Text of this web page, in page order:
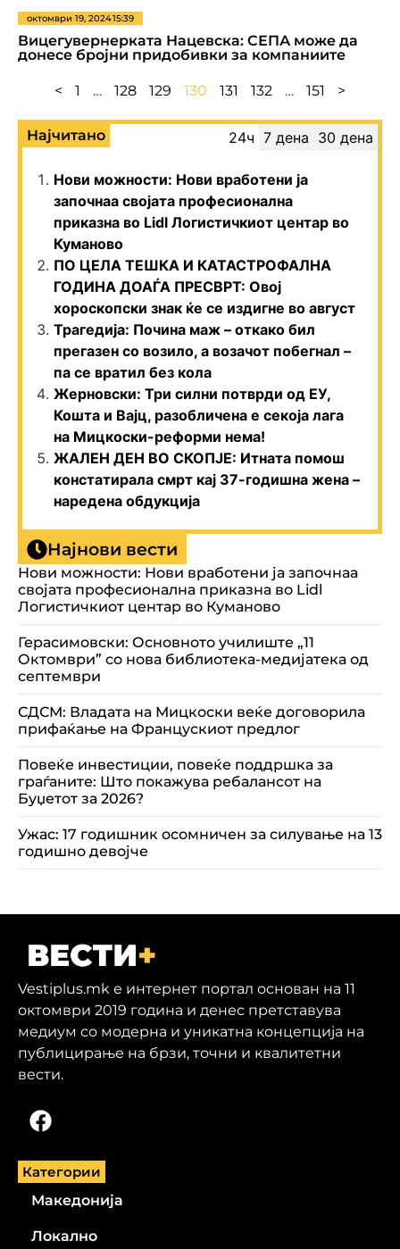
октомври 19, 202415:39
Вицегувернерката Нацевска: СЕПА може да
донесе бројни придобивки за компаниите
< 1 … 128 129 130 131 132 … 151 >
Најчитано 24ч 7 дена 30 дена
Нови можности: Нови вработени ја
започнаа својата професионална
приказна во Lidl Логистичкиот центар во
Куманово
ПО ЦЕЛА ТЕШКА И КАТАСТРОФАЛНА
ГОДИНА ДОАЃА ПРЕСВРТ: Овој
хороскопски знак ќе се издигне во август
Трагедија: Почина маж – откако бил
прегазен со возило, а возачот побегнал –
па се вратил без кола
Жерновски: Три силни потврди од ЕУ,
Кошта и Вајц, разобличена е секоја лага
на Мицкоски-реформи нема!
ЖАЛЕН ДЕН ВО СКОПЈЕ: Итната помош
констатирала смрт кај 37-годишна жена –
наредена обдукција
Најнови вести
Нови можности: Нови вработени ја започнаа
својата професионална приказна во Lidl
Логистичкиот центар во Куманово
Герасимовски: Основното училиште „11
Октомври” со нова библиотека-медијатека од
септември
СДСМ: Владата на Мицкоски веќе договорила
прифаќање на Францускиот предлог
Повеќе инвестиции, повеќе поддршка за
граѓаните: Што покажува ребалансот на
Буџетот за 2026?
Ужас: 17 годишник осомничен за силување на 13
годишно девојче
Vestiplus.mk е интернет портал основан на 11
октомври 2019 година и денес претставува
медиум со модерна и уникатна концепција на
публицирање на брзи, точни и квалитетни
вести.
Категории
Македонија
Локално